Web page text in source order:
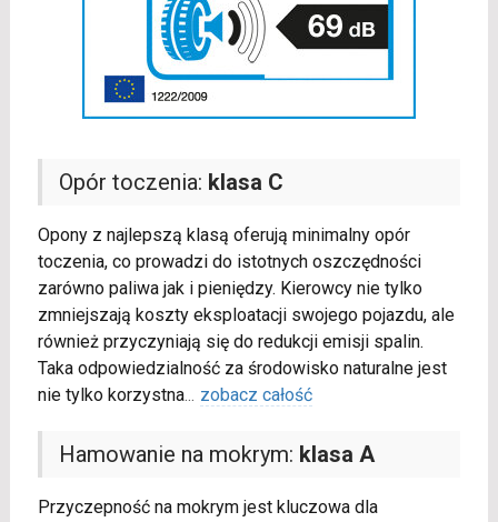
Opór toczenia: klasa C
Opony z najlepszą klasą oferują minimalny opór
toczenia, co prowadzi do istotnych oszczędności
zarówno paliwa jak i pieniędzy. Kierowcy nie tylko
zmniejszają koszty eksploatacji swojego pojazdu, ale
również przyczyniają się do redukcji emisji spalin.
Taka odpowiedzialność za środowisko naturalne jest
nie tylko korzystna... zobacz całość
Hamowanie na mokrym: klasa A
Przyczepność na mokrym jest kluczowa dla